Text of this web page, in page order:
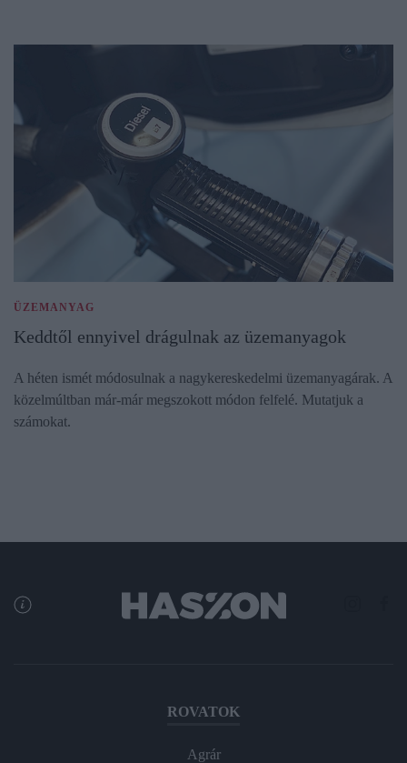
ÜZEMANYAG
Keddtől ennyivel drágulnak az üzemanyagok
A héten ismét módosulnak a nagykereskedelmi üzemanyagárak. A
közelmúltban már-már megszokott módon felfelé. Mutatjuk a
számokat.
ROVATOK
Agrár